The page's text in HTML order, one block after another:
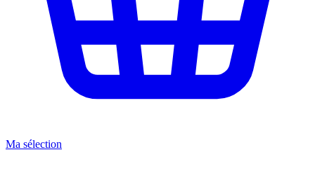
Ma sélection